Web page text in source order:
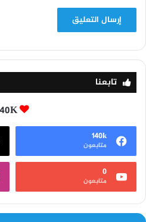
تابعنا
140k
متابعون
0
متابعون